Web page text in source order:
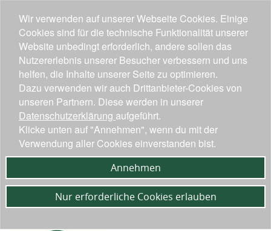
Wir verwenden auf unserer Webseite Cookies. Einige
Cookies sind für die technische Funktionalität unserer
Website unbedingt erforderlich, andere sollen das
Nutzererlebnis unserer Besucher verbessern und uns
helfen, die Inhalte unserer Seite zu optimieren.
Dazu verwenden wir auch Drittanbieter-Cookies von
unseren Partnern. Diese werden in unserer
Datenschutzerklärung aufgeführt.
Klicke unten auf "Annehmen", wenn du mit der
Verwendung aller Cookies einverstanden bist.
Annehmen
Nur erforderliche Cookies erlauben